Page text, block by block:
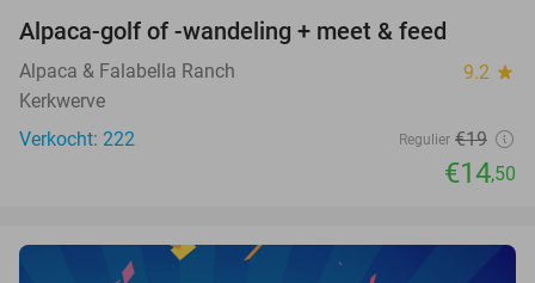
Alpaca-golf of -wandeling + meet & feed
Alpaca & Falabella Ranch 9.2 star
Kerkwerve
Verkocht: 222
Regulier €19
€14,50